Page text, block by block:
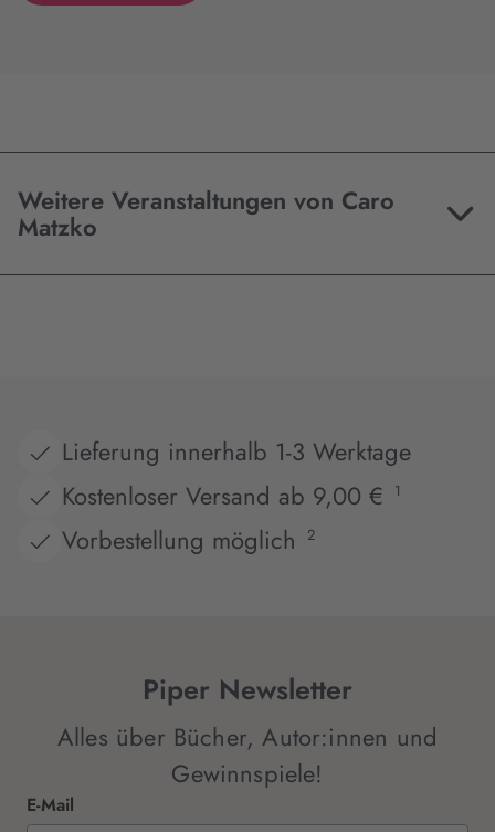
Weitere Veranstaltungen von Caro
Matzko
Lieferung innerhalb 1-3 Werktage
Kostenloser Versand ab 9,00 €
1
Vorbestellung möglich 2
Piper Newsletter
Alles über Bücher, Autor:innen und
Gewinnspiele!
E-Mail